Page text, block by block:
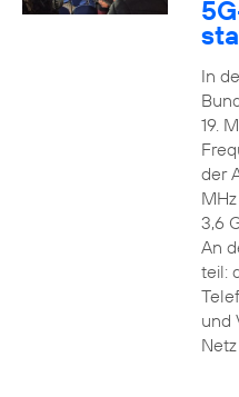
In
19.
der
3,6
An
teil:
und